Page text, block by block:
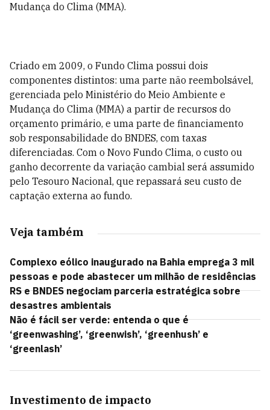
Mudança do Clima (MMA).
Criado em 2009, o Fundo Clima possui dois
componentes distintos: uma parte não reembolsável,
gerenciada pelo Ministério do Meio Ambiente e
Mudança do Clima (MMA) a partir de recursos do
orçamento primário, e uma parte de financiamento
sob responsabilidade do BNDES, com taxas
diferenciadas. Com o Novo Fundo Clima, o custo ou
ganho decorrente da variação cambial será assumido
pelo Tesouro Nacional, que repassará seu custo de
captação externa ao fundo.
Veja também
Complexo eólico inaugurado na Bahia emprega 3 mil
pessoas e pode abastecer um milhão de residências
RS e BNDES negociam parceria estratégica sobre
desastres ambientais
Não é fácil ser verde: entenda o que é
‘greenwashing’, ‘greenwish’, ‘greenhush’ e
‘greenlash’
Investimento de impacto